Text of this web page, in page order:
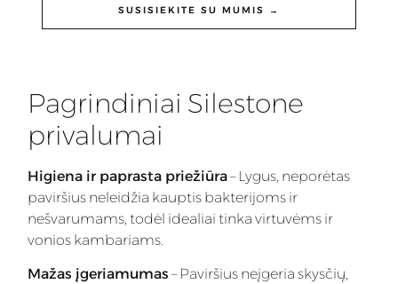
SUSISIEKITE SU MUMIS →
Pagrindiniai Silestone
privalumai
Higiena ir paprasta priežiūra– Lygus, neporėtas
paviršius neleidžia kauptis bakterijoms ir
nešvarumams, todėl idealiai tinka virtuvėms ir
vonios kambariams.
Mažas įgeriamumas – Paviršius neįgeria skysčių,